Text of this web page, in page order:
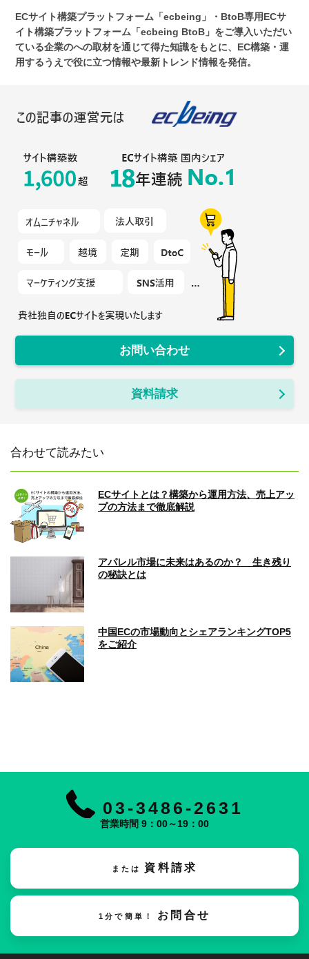
ECサイト構築プラットフォーム「ecbeing」・BtoB専用ECサ
イト構築プラットフォーム「ecbeing BtoB」をご導入いただい
ている企業のへの取材を通じて得た知識をもとに、EC構築・運
用するうえで役に立つ情報や最新トレンド情報を発信。
お問い合わせ
資料請求
合わせて読みたい
ECサイトとは？構築から運用方法、売上アッ
プの方法まで徹底解説
アパレル市場に未来はあるのか？ 生き残り
の秘訣とは
中国ECの市場動向とシェアランキングTOP5
をご紹介
03-3486-2631
営業時間 9：00～19：00
または 資料請求
1分で簡単！ お問合せ